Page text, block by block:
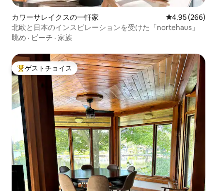
カワーサレイクスの一軒家 レビュー266
4.95 (266)
北欧と日本のインスピレーションを受けた「nortehaus」
眺め · ビーチ · 家族
大好評のゲストチョイスです。
ゲストチョイス